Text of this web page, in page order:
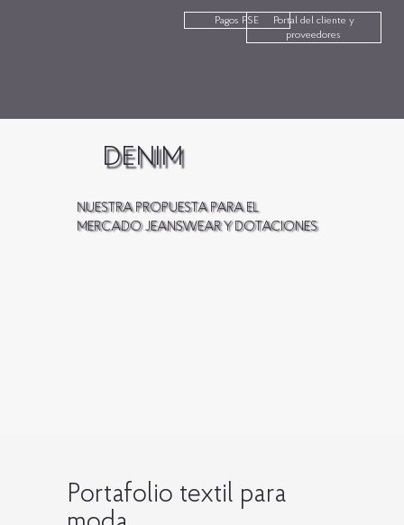
Pagos PSE
Portal del cliente y
proveedores
DENIM
NUESTRA PROPUESTA PARA EL
MERCADO JEANSWEAR Y DOTACIONES
Portafolio textil para